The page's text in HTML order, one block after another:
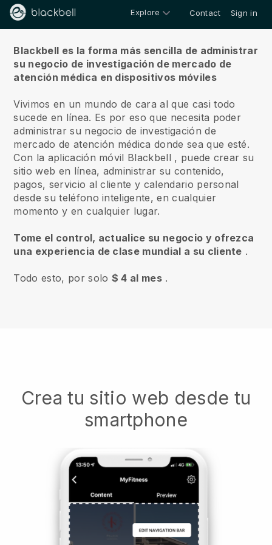
Explore Contact Sign in
Blackbell es la forma más sencilla de administrar
su negocio de investigación de mercado de
atención médica en dispositivos móviles
Vivimos en un mundo de cara al que casi todo
sucede en línea. Es por eso que necesita poder
administrar su negocio de investigación de
mercado de atención médica donde sea que esté.
Con la aplicación móvil Blackbell , puede crear su
sitio web en línea, administrar su contenido,
pagos, servicio al cliente y calendario personal
desde su teléfono inteligente, en cualquier
momento y en cualquier lugar.
Tome el control, actualice su negocio y ofrezca
una experiencia de clase mundial a su cliente .
Todo esto, por solo $ 4 al mes .
Crea tu sitio web desde tu
smartphone